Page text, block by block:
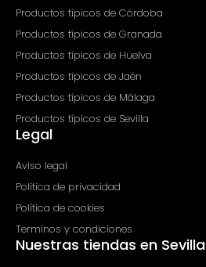
Productos típicos de Córdoba
Productos típicos de Granada
Productos típicos de Huelva
Productos típicos de Jaén
Productos típicos de Málaga
Productos típicos de Sevilla
Legal
Aviso legal
Política de privacidad
Política de cookies
Terminos y condiciones
Nuestras tiendas en Sevilla